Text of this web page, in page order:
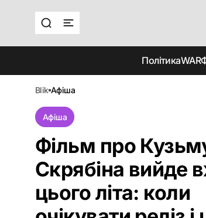
ПолітикаWAR
blik афіша
Афіша
Фільм про
Скрябіна вийде
цього літа: коли